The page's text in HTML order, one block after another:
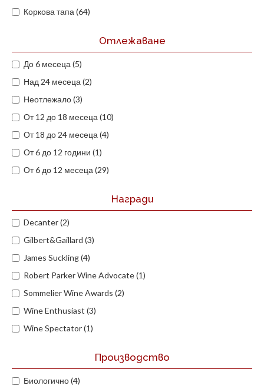
Коркова тапа (64)
Отлежаване
До 6 месеца (5)
Над 24 месеца (2)
Неотлежало (3)
От 12 до 18 месеца (10)
От 18 до 24 месеца (4)
От 6 до 12 години (1)
От 6 до 12 месеца (29)
Награди
Decanter (2)
Gilbert&Gaillard (3)
James Suckling (4)
Robert Parker Wine Advocate (1)
Sommelier Wine Awards (2)
Wine Enthusiast (3)
Wine Spectator (1)
Производство
Биологично (4)